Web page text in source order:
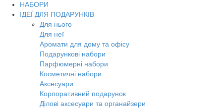
НАБОРИ
ІДЕЇ ДЛЯ ПОДАРУНКІВ
Для нього
Для неї
Аромати для дому та офісу
Подарункові набори
Парфюмерні набори
Косметичні набори
Аксесуари
Корпоративний подарунок
Ділові аксесуари та органайзери